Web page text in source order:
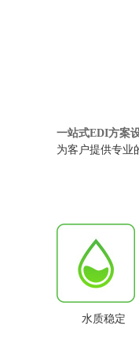
一站式EDI方案
为客户提供专业
水质稳定